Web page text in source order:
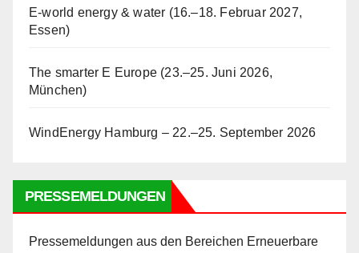
E-world energy & water (16.–18. Februar 2027,
Essen)
The smarter E Europe (23.–25. Juni 2026,
München)
WindEnergy Hamburg – 22.–25. September 2026
PRESSEMELDUNGEN
Pressemeldungen aus den Bereichen Erneuerbare